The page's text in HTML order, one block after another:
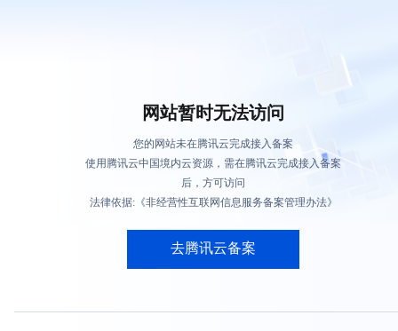
网站暂时无法访问
您的网站未在腾讯云完成接入备案
使用腾讯云中国境内云资源，需在腾讯云完成接入备案
后，方可访问
法律依据:《非经营性互联网信息服务备案管理办法》
去腾讯云备案